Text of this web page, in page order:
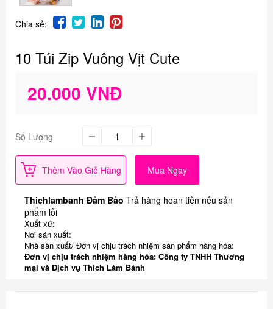
Chia sẻ:
10 Túi Zip Vuông Vịt Cute
20.000 VNĐ
Số Lượng
Thêm Vào Giỏ Hàng Mua Ngay
Thichlambanh Đảm Bảo Trả hàng hoàn tiền nếu sản
phẩm lỗi
Xuất xứ:
Nơi sản xuất:
Nhà sản xuất/ Đơn vị chịu trách nhiệm sản phẩm hàng hóa:
Đơn vị chịu trách nhiệm hàng hóa: Công ty TNHH Thương
mại và Dịch vụ Thích Làm Bánh